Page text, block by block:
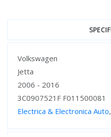
Specificații
Volkswagen
Jetta
2006 - 2016
3C0907521F F011500081
Electrica & Electronica Auto,